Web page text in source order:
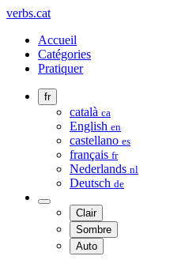
verbs.cat
Accueil
Catégories
Pratiquer
fr
català ca
English en
castellano es
français fr
Nederlands nl
Deutsch de
Clair
Sombre
Auto